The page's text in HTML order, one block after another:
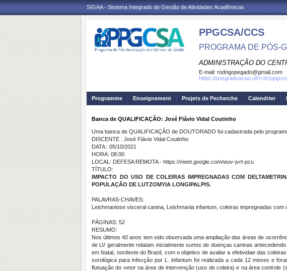
SIGAA - Sistema Integrado de Gestão de Atividades Acadêmicas
PPGCSA/CCS
PROGRAMA DE PÓS-
ADMINISTRAÇÃO DO
E-mail: rodrigopegado@gmail.com
https://posgraduacao.ufrn.br/
Programme Enseignement Projets de Pecherche Calendrier
Banca de QUALIFICAÇÃO: José Flávio Vidal Coutinho
Uma banca de QUALIFICAÇÃO de DOUTORADO foi cadastrada pelo
DISCENTE : José Flávio Vidal Coutinho
DATA : 05/10/2021
HORA: 08:00
LOCAL: DEFESA REMOTA - https://meet.google.com/wuv-jvrt-pcu
TÍTULO:
IMPACTO DO USO DE COLEIRAS IMPREGNADAS COM
POPULAÇÃO DE LUTZOMYIA LONGIPALPIS.
PALAVRAS-CHAVES:
Leishmaniose visceral canina, Leishmania infantum, coleiras impregnadas
PÁGINAS: 52
RESUMO:
Nos últimos 40 anos tem sido observada uma ampliação das áreas de
de LV geralmente relatam inicialmente surtos de doenças caninas
em Natal, nordeste do Brasil, com o objetivo de avaliar a efetividae das
sorológica para infecção porL. infantum foi realizada a cada 12 meses e
flutuação do vetor na área de intervenção (uso de coleira) e na área controle